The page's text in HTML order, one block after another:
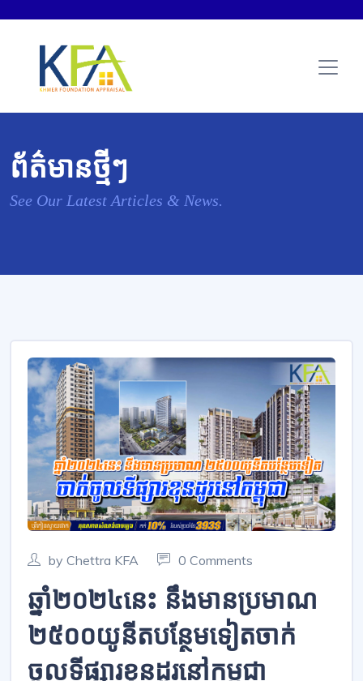
ព័ត៌មានថ្មីៗ
See Our Latest Articles & News.
by Chettra KFA 0 Comments
ឆ្នាំ២០២៤នេះ នឹងមានប្រមាណ
២៥០០យូនីតបន្ថែមទៀតចាក់
ចូលទីផ្សារខុនដូរនៅកម្ពុជា